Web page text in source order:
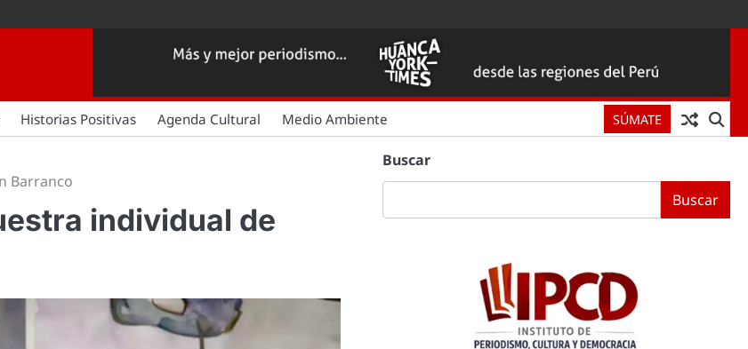
Historias Positivas Agenda Cultural Medio Ambiente SÚMATE
Barranco
individual de
Buscar
Buscar